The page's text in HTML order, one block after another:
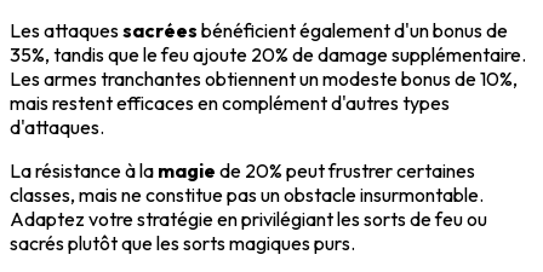
Les attaquessacrées bénéficient également d'un bonus de
35%, tandis que le feu ajoute 20% de damage supplémentaire.
Les armes tranchantes obtiennent un modeste bonus de 10%,
mais restent efficaces en complément d'autres types
d'attaques.
La résistance à la magie de 20% peut frustrer certaines
classes, mais ne constitue pas un obstacle insurmontable.
Adaptez votre stratégie en privilégiant les sorts de feu ou
sacrés plutôt que les sorts magiques purs.